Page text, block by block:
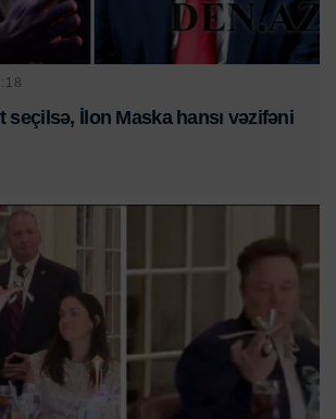
seçilsə, İlon Maska hansı vəzifəni